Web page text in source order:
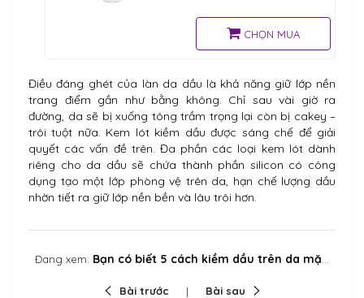
cung cấp nước cho da luôn
mềm mượt và căng mịn.
CHỌN MUA
Điều đáng ghét của làn da dầu là khả năng giữ lớp nền
trang điểm gần như bằng không. Chỉ sau vài giờ ra
đường, da sẽ bị xuống tông trầm trọng lại còn bị cakey –
trôi tuột nữa. Kem lót kiềm dầu được sáng chế để giải
quyết các vấn đề trên. Đa phần các loại kem lót dành
riêng cho da dầu sẽ chứa thành phần silicon có công
dụng tạo một lớp phòng vệ trên da, hạn chế lượng dầu
nhờn tiết ra giữ lớp nền bền và lâu trôi hơn.
Đang xem: Bạn có biết 5 cách kiềm dầu trên da mặt rất hiệu quả?
Bài trước Bài sau